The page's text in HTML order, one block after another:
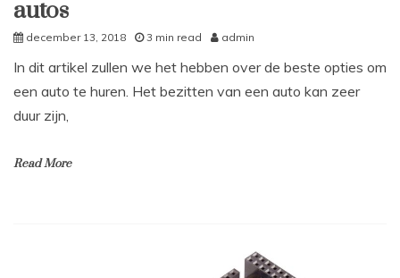
autos
december 13, 2018 3 min read admin
In dit artikel zullen we het hebben over de beste opties om
een auto te huren. Het bezitten van een auto kan zeer
duur zijn,
Read More